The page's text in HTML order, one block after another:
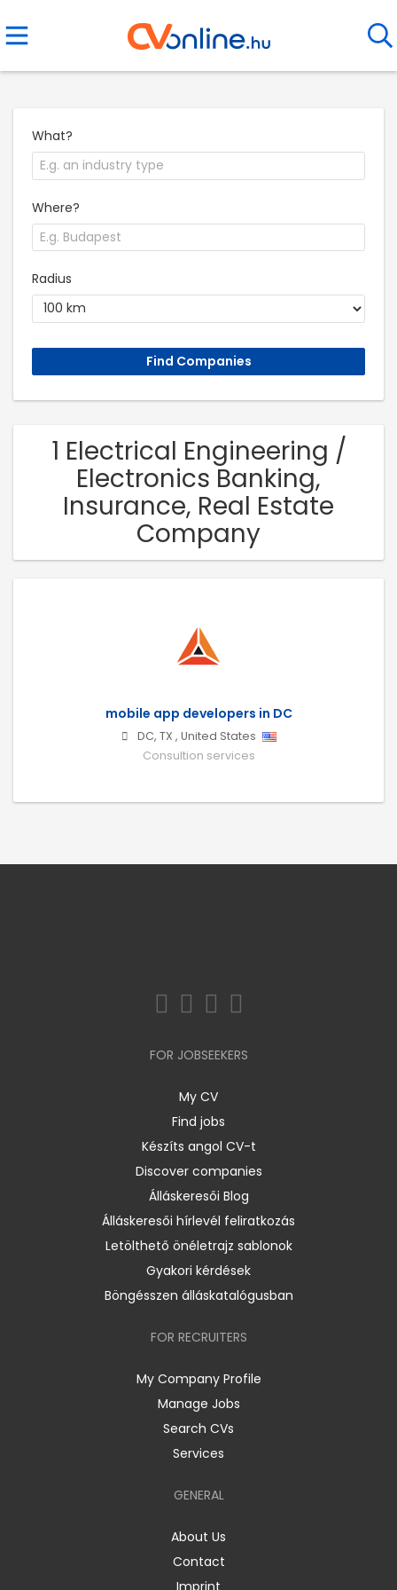
What?
Where?
Radius
1 Electrical Engineering /
Electronics Banking,
Insurance, Real Estate
Company
mobile app developers in DC
DC, TX , United States
Consultion services
FOR JOBSEEKERS
My CV
Find jobs
Készíts angol CV-t
Discover companies
Álláskeresői Blog
Álláskeresői hírlevél feliratkozás
Letölthető önéletrajz sablonok
Gyakori kérdések
Böngésszen álláskatalógusban
FOR RECRUITERS
My Company Profile
Manage Jobs
Search CVs
Services
GENERAL
About Us
Contact
Imprint